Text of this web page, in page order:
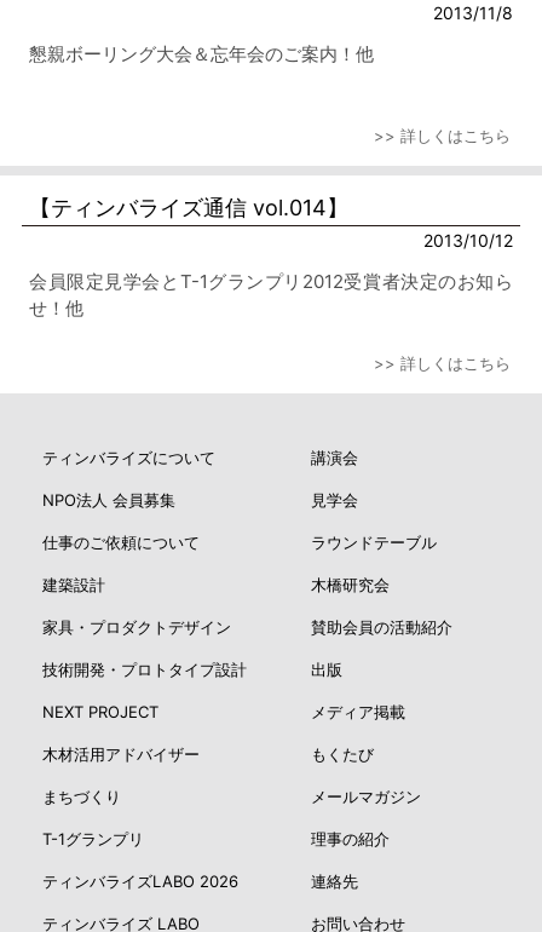
2013/11/8
懇親ボーリング大会＆忘年会のご案内！他
>> 詳しくはこちら
【ティンバライズ通信 vol.014】
2013/10/12
会員限定見学会とT-1グランプリ2012受賞者決定のお知ら
せ！他
>> 詳しくはこちら
ティンバライズについて
NPO法人 会員募集
仕事のご依頼について
建築設計
家具・プロダクトデザイン
技術開発・プロトタイプ設計
NEXT PROJECT
木材活用アドバイザー
まちづくり
T-1グランプリ
ティンバライズLABO 2026
ティンバライズ LABO
講演会
見学会
ラウンドテーブル
木橋研究会
賛助会員の活動紹介
出版
メディア掲載
もくたび
メールマガジン
理事の紹介
連絡先
お問い合わせ